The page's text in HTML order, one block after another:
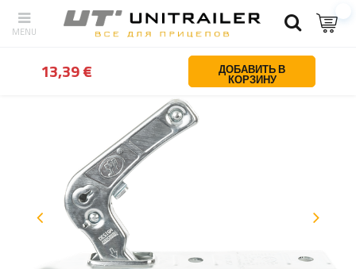
Назад Дом Запчасти для прицепов Сцепки и обгонные
13,39 € ДОБАВИТЬ В
КОРЗИНУ